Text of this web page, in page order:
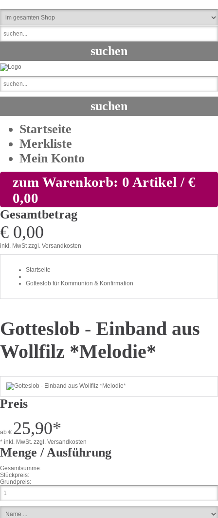
Startseite
Merkliste
Mein Konto
zum Warenkorb: 0 Artikel / €
0,00
Gesamtbetrag
€ 0,00
inkl. MwStzzgl. Versandkosten
Startseite
Gotteslob für Kommunion & Konfirmation
Gotteslob - Einband aus
Wollfilz *Melodie*
Preis
ab € 25,90*
* inkl. MwSt. zzgl. Versandkosten
Menge / Ausführung
Gesamtsumme:
Stückpreis:
Grundpreis: